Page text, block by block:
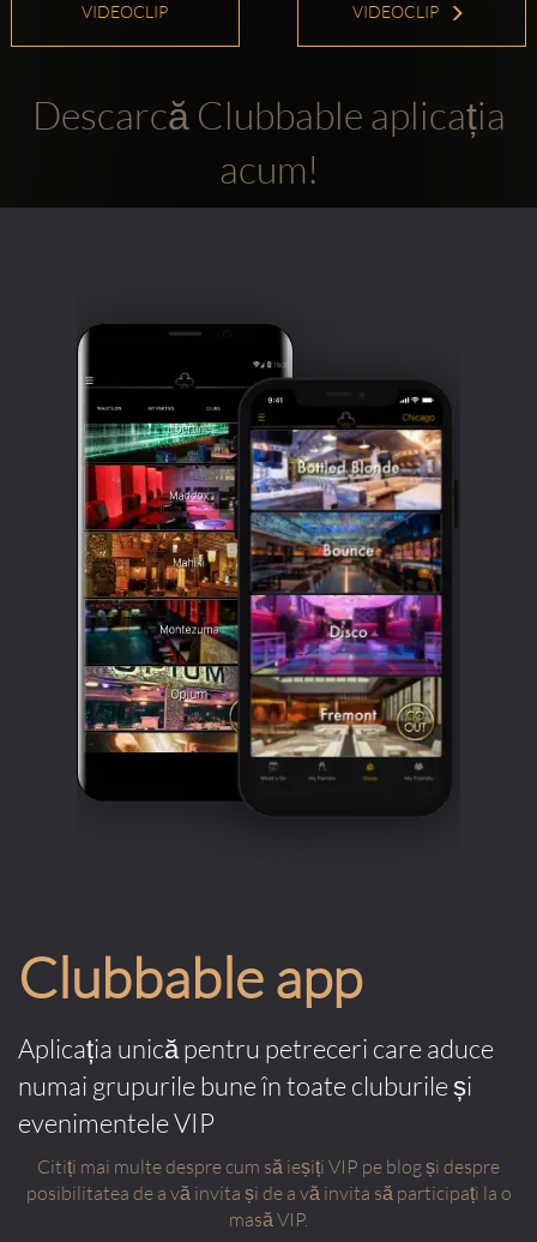
VIDEOCLIP
VIDEOCLIP
Descarcă Clubbable aplicația
acum!
Clubbable app
Aplicația unică pentru petreceri care aduce
numai grupurile bune în toate cluburile și
evenimentele VIP
Citiți mai multe despre cum să ieșiți VIP pe blog și despre
posibilitatea de a vă invita și de a vă invita să participați la o
masă VIP.